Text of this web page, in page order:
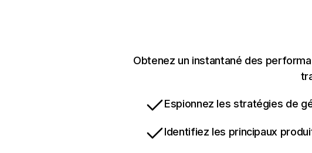
Obtenez un instantané des
Espionnez les stratégies de
Identifiez les principaux